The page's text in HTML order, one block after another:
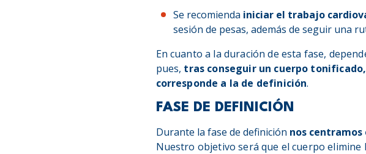
Se recomienda iniciar el trabajo
sesión de pesas, además de seguir una
En cuanto a la duración de esta fase,
pues, tras conseguir un cuerpo
corresponde a la de definición.
FASE DE DEFINICIÓN
Durante la fase de definición nos
Nuestro objetivo será que el cuerpo